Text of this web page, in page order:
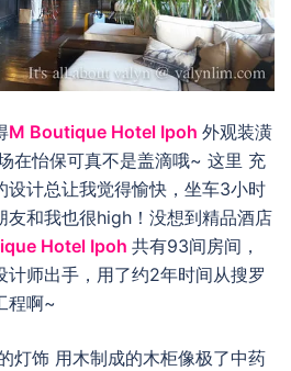
M Boutique Hotel Ipoh 外观装潢
在怡保可真不是盖滴哦~ 这里 充
设计总让我觉得愉快，坐车3小时
友和我也很high！没想到精品酒店
Hotel Ipoh 共有93间房间，
计师出手，用了约2年时间从搜罗
程啊~
灯饰 用木制成的木柜像极了中药